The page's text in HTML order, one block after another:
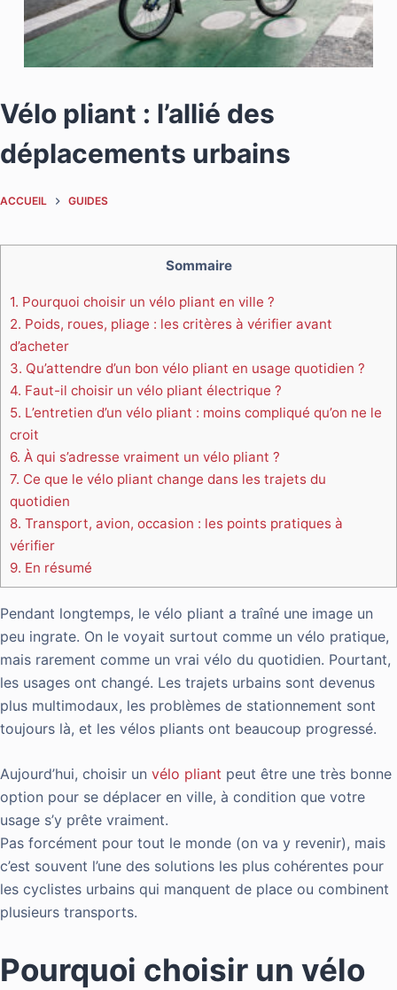
Vélo pliant : l’allié des
déplacements urbains
ACCUEIL GUIDES
Sommaire
1. Pourquoi choisir un vélo pliant en ville ?
2. Poids, roues, pliage : les critères à vérifier avant
d’acheter
3. Qu’attendre d’un bon vélo pliant en usage quotidien ?
4. Faut-il choisir un vélo pliant électrique ?
5. L’entretien d’un vélo pliant : moins compliqué qu’on ne le
croit
6. À qui s’adresse vraiment un vélo pliant ?
7. Ce que le vélo pliant change dans les trajets du
quotidien
8. Transport, avion, occasion : les points pratiques à
vérifier
9. En résumé
Pendant longtemps, le vélo pliant a traîné une image un
peu ingrate. On le voyait surtout comme un vélo pratique,
mais rarement comme un vrai vélo du quotidien. Pourtant,
les usages ont changé. Les trajets urbains sont devenus
plus multimodaux, les problèmes de stationnement sont
toujours là, et les vélos pliants ont beaucoup progressé.
Aujourd’hui, choisir un vélo pliant peut être une très bonne
option pour se déplacer en ville, à condition que votre
usage s’y prête vraiment.
Pas forcément pour tout le monde (on va y revenir), mais
c’est souvent l’une des solutions les plus cohérentes pour
les cyclistes urbains qui manquent de place ou combinent
plusieurs transports.
Pourquoi choisir un vélo